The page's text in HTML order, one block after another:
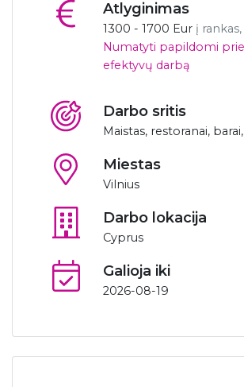
Atlyginimas
1300 - 1700 Eur į
Numatyti papildomi
efektyvų darbą
Darbo sritis
Maistas, restoranai,
Miestas
Vilnius
Darbo lokacija
Cyprus
Galioja iki
2026-08-19